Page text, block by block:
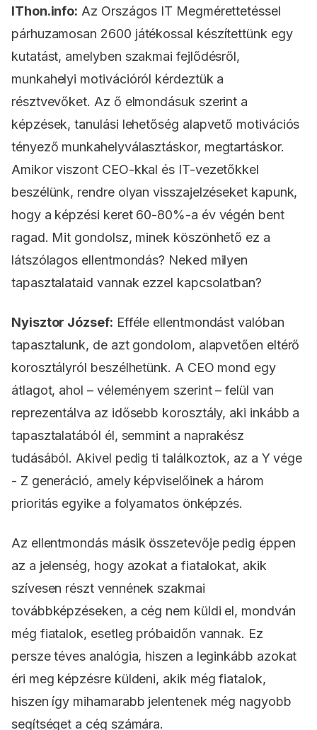
IThon.info: Az Országos IT Megmérettetéssel
párhuzamosan 2600 játékossal készítettünk egy
kutatást, amelyben szakmai fejlődésről,
munkahelyi motivációról kérdeztük a
résztvevőket. Az ő elmondásuk szerint a
képzések, tanulási lehetőség alapvető motivációs
tényező munkahelyválasztáskor, megtartáskor.
Amikor viszont CEO-kkal és IT-vezetőkkel
beszélünk, rendre olyan visszajelzéseket kapunk,
hogy a képzési keret 60-80%-a év végén bent
ragad. Mit gondolsz, minek köszönhető ez a
látszólagos ellentmondás? Neked milyen
tapasztalataid vannak ezzel kapcsolatban?
Nyisztor József: Efféle ellentmondást valóban
tapasztalunk, de azt gondolom, alapvetően eltérő
korosztályról beszélhetünk. A CEO mond egy
átlagot, ahol – véleményem szerint – felül van
reprezentálva az idősebb korosztály, aki inkább a
tapasztalatából él, semmint a naprakész
tudásából. Akivel pedig ti találkoztok, az a Y vége
- Z generáció, amely képviselőinek a három
prioritás egyike a folyamatos önképzés.
Az ellentmondás másik összetevője pedig éppen
az a jelenség, hogy azokat a fiatalokat, akik
szívesen részt vennének szakmai
továbbképzéseken, a cég nem küldi el, mondván
még fiatalok, esetleg próbaidőn vannak. Ez
persze téves analógia, hiszen a leginkább azokat
éri meg képzésre küldeni, akik még fiatalok,
hiszen így mihamarabb jelentenek még nagyobb
segítséget a cég számára.